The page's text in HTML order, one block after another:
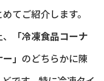
てご紹介します。
「冷凍食品コーナ
」 のどちらかに陳